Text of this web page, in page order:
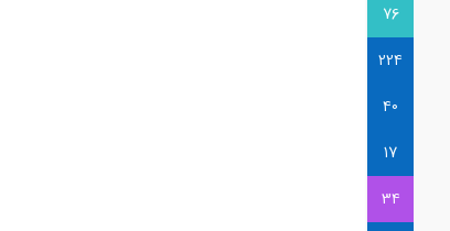
76
224
40
17
34